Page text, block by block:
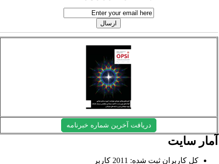
دریافت آخرین شماره خبرنامه
سایت
کل کاربران ثبت شده: 2011 کاربر